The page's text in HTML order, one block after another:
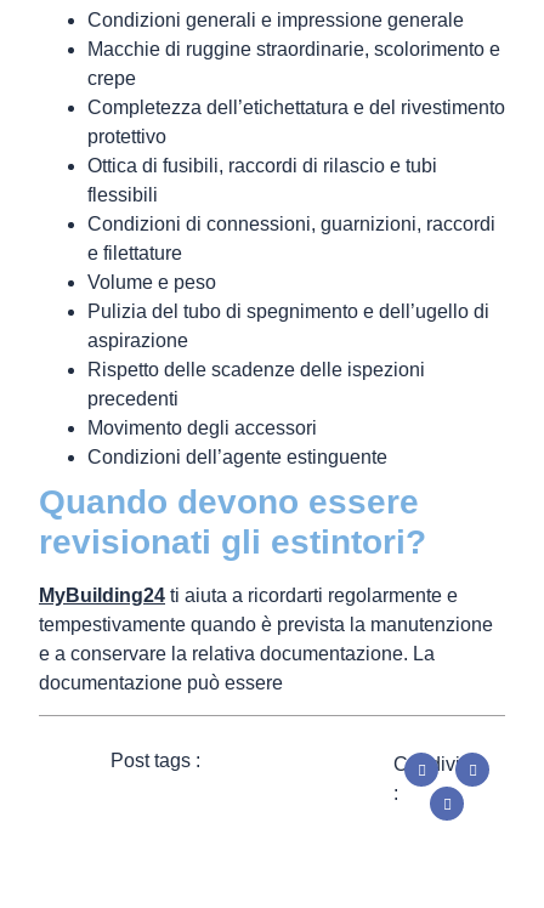
Condizioni generali e impressione generale
Macchie di ruggine straordinarie, scolorimento e
crepe
Completezza dell’etichettatura e del rivestimento
protettivo
Ottica di fusibili, raccordi di rilascio e tubi
flessibili
Condizioni di connessioni, guarnizioni, raccordi
e filettature
Volume e peso
Pulizia del tubo di spegnimento e dell’ugello di
aspirazione
Rispetto delle scadenze delle ispezioni
precedenti
Movimento degli accessori
Condizioni dell’agente estinguente
Quando devono essere
revisionati gli estintori?
MyBuilding24 ti aiuta a ricordarti regolarmente e
tempestivamente quando è prevista la manutenzione
e a conservare la relativa documentazione. La
documentazione può essere
Post tags :
Condividi
: